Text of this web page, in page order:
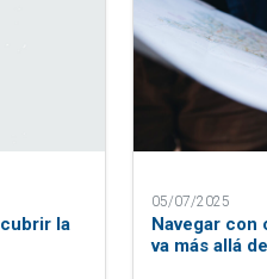
la
05/07/2025
Navegar con
va más allá